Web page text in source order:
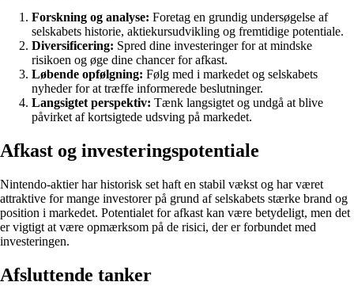
Forskning og analyse: Foretag en grundig undersøgelse af
selskabets historie, aktiekursudvikling og fremtidige potentiale.
Diversificering: Spred dine investeringer for at mindske
risikoen og øge dine chancer for afkast.
Løbende opfølgning: Følg med i markedet og selskabets
nyheder for at træffe informerede beslutninger.
Langsigtet perspektiv: Tænk langsigtet og undgå at blive
påvirket af kortsigtede udsving på markedet.
Afkast og investeringspotentiale
Nintendo-aktier har historisk set haft en stabil vækst og har været
attraktive for mange investorer på grund af selskabets stærke brand og
position i markedet. Potentialet for afkast kan være betydeligt, men det
er vigtigt at være opmærksom på de risici, der er forbundet med
investeringen.
Afsluttende tanker